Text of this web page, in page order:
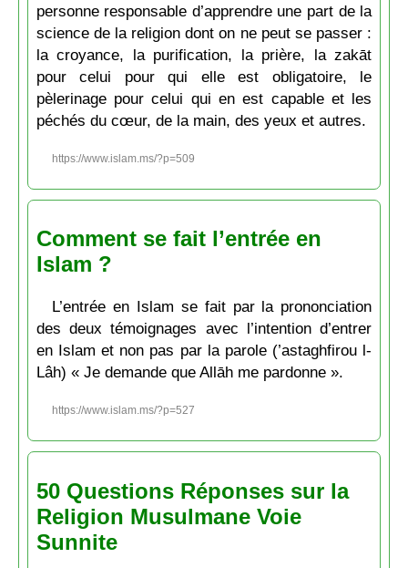
personne responsable d’apprendre une part de la
science de la religion dont on ne peut se passer :
la croyance, la purification, la prière, la zakāt
pour celui pour qui elle est obligatoire, le
pèlerinage pour celui qui en est capable et les
péchés du cœur, de la main, des yeux et autres.
https://www.islam.ms/?p=509
Comment se fait l’entrée en
Islam ?
L’entrée en Islam se fait par la prononciation
des deux témoignages avec l’intention d’entrer
en Islam et non pas par la parole (’astaghfirou l-
Lâh) « Je demande que Allāh me pardonne ».
https://www.islam.ms/?p=527
50 Questions Réponses sur la
Religion Musulmane Voie
Sunnite